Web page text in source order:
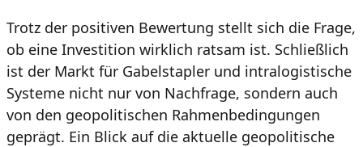
Trotz der positiven Bewertung stellt sich die Frage,
ob eine Investition wirklich ratsam ist. Schließlich
ist der Markt für Gabelstapler und intralogistische
Systeme nicht nur von Nachfrage, sondern auch
von den geopolitischen Rahmenbedingungen
geprägt. Ein Blick auf die aktuelle geopolitische